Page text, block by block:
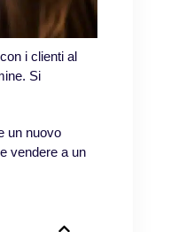
i clienti al
Si
un nuovo
vendere a un